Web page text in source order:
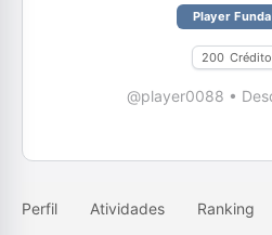
Player
200
@player0088 •
Perfil Atividades Ranking